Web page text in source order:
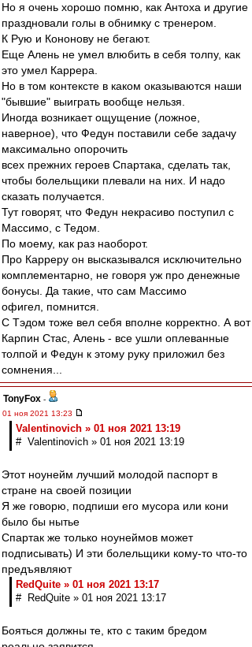
Но я очень хорошо помню, как Антоха и другие
праздновали голы в обнимку с тренером.
К Рую и Кононову не бегают.
Еще Алень не умел влюбить в себя толпу, как
это умел Каррера.
Но в том контексте в каком оказываются наши
"бывшие" выиграть вообще нельзя.
Иногда возникает ощущение (ложное,
наверное), что Федун поставили себе задачу
максимально опорочить
всех прежних героев Спартака, сделать так,
чтобы болельщики плевали на них. И надо
сказать получается.
Тут говорят, что Федун некрасиво поступил с
Массимо, с Тедом.
По моему, как раз наоборот.
Про Карреру он высказывался исключительно
комплементарно, не говоря уж про денежные
бонусы. Да такие, что сам Массимо
офигел, помнится.
С Тэдом тоже вел себя вполне корректно. А вот
Карпин Стас, Алень - все ушли оплеванные
толпой и Федун к этому руку приложил без
сомнения...
TonyFox -
01 ноя 2021 13:23
Valentinovich » 01 ноя 2021 13:19
# Valentinovich » 01 ноя 2021 13:19
Этот ноунейм лучший молодой паспорт в
стране на своей позиции
Я же говорю, подпиши его мусора или кони
было бы нытье
Спартак же только ноунеймов может
подписывать) И эти болельщики кому-то что-то
предъявляют
RedQuite » 01 ноя 2021 13:17
# RedQuite » 01 ноя 2021 13:17
Бояться должны те, кто с таким бредом